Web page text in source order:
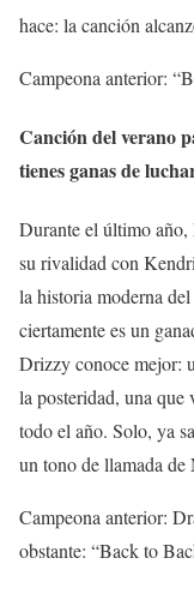
hace: la canción
Campeona anterior:
Canción del verano
tienes ganas de
Durante el último
su rivalidad con
la historia moderna
ciertamente es un
Drizzy conoce mejor:
la posteridad, una que
todo el año. Solo, ya
un tono de llamada de
Campeona anterior:
obstante: “Back to